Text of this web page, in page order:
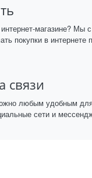
магазине? Мы
покупки в интернете
связи
любым удобным
сети и